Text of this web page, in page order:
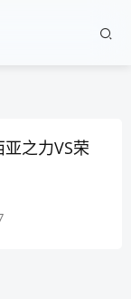
之力VS荣